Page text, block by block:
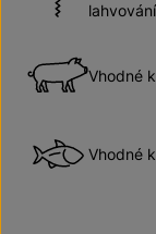
lahvování
Vhodné
Vhodné